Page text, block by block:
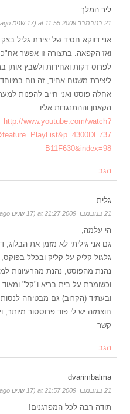
ליר המלך
21 בנובמבר 2009 at 11:55 (17 שנים ago)
אני דווקא חסיד של יצירת גליל בצק
ואז הקפאה. בתצורה זו אפשר
לפרוס דקות ואחידות ולשבץ אותן
ליצירת משטח אחיד, זה נוח במיוחד
אחלה פוסט ואני חייב להפנות
הקאנון וההתנגדות אליו
http://www.youtube.com/watch?
B11F630&index=98
הגב
גלית
21 בנובמבר 2009 at 21:27 (17 שנים ago)
הי עלמה,
גם אני גיליתי לא מזמן את הבלוג,
גלגול קליק על קליק ובכלל
נהנת מהפוסט, נהנת מהרעיונות
וכשומרת על בית בריא ו"קל"
ובעתיד (הקרוב) גם מבטיחה
חוצמזה יש לי פוד פרוססור מיותר,
קשר
הגב
dvarimbalma
21 בנובמבר 2009 at 21:57 (17 שנים ago)
תודה רבה לכל המפרגנים!